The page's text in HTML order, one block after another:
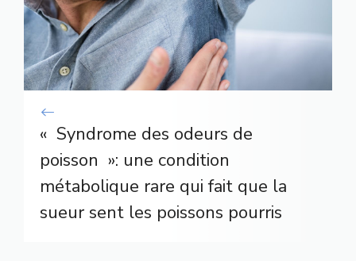
« Syndrome des odeurs de
poisson »: une condition
métabolique rare qui fait que la
sueur sent les poissons pourris